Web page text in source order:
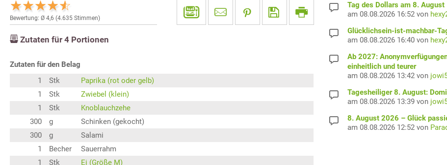
Bewertung: Ø 4,6 (4.635 Stimmen)
Zutaten für 4 Portionen
Zutaten für den Belag
1
Stk
Paprika (rot oder gelb)
1
Stk
Zwiebel (klein)
1
Stk
Knoblauchzehe
300
g
Schinken (gekocht)
300
g
Salami
1
Becher
Sauerrahm
1
Stk
Ei (Größe M)
Tag des Dollars am 8. August
am 08.08.2026 16:52 von
Glücklichsein-ist-machbar-
am 08.08.2026 16:40 von
Ab 2027:
einheitlich und teurer
am 08.08.2026 13:42 von
Tagesheiliger 8. August:
am 08.08.2026 13:39 von
8. August 2026 – Glück
am 08.08.2026 12:52 von